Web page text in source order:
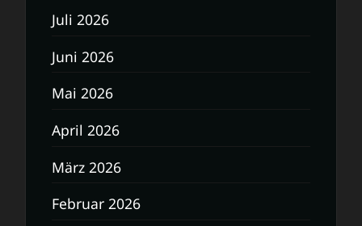
Juli 2026
Juni 2026
Mai 2026
April 2026
März 2026
Februar 2026